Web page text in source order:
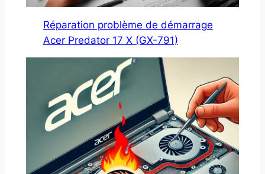
Réparation problème de démarrage
Acer Predator 17 X (GX-791)